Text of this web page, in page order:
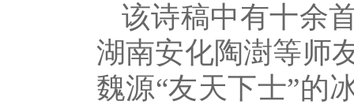
该诗稿中有十余
湖南安化陶澍等师
魏源“友天下士”的